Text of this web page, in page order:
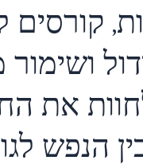
ושימור
את
הנפש